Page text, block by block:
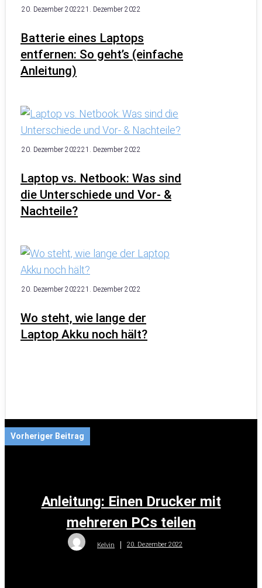
Batterie eines Laptops
entfernen: So geht’s (einfache
Anleitung)
20. Dezember 202221. Dezember 2022
Laptop vs. Netbook: Was sind
die Unterschiede und Vor- &
Nachteile?
20. Dezember 202221. Dezember 2022
Wo steht, wie lange der
Laptop Akku noch hält?
20. Dezember 202221. Dezember 2022
Vorheriger Beitrag
Anleitung: Einen Drucker mit
mehreren PCs teilen
Kelvin 20. Dezember 2022